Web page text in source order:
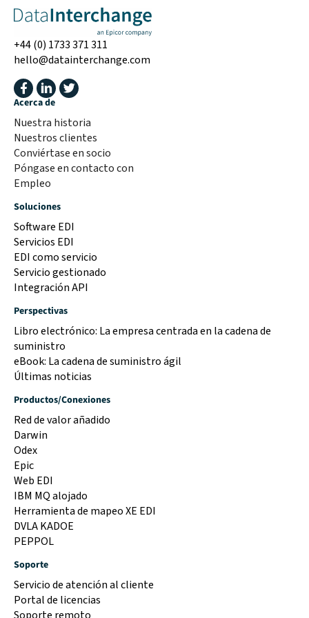
+44 (0) 1733 371 311
hello@datainterchange.com
Acerca de
Nuestra historia
Nuestros clientes
Conviértase en socio
Póngase en contacto con
Empleo
Soluciones
Software EDI
Servicios EDI
EDI como servicio
Servicio gestionado
Integración API
Perspectivas
Libro electrónico: La empresa centrada en la cadena de
suministro
eBook: La cadena de suministro ágil
Últimas noticias
Productos/Conexiones
Red de valor añadido
Darwin
Odex
Epic
Web EDI
IBM MQ alojado
Herramienta de mapeo XE EDI
DVLA KADOE
PEPPOL
Soporte
Servicio de atención al cliente
Portal de licencias